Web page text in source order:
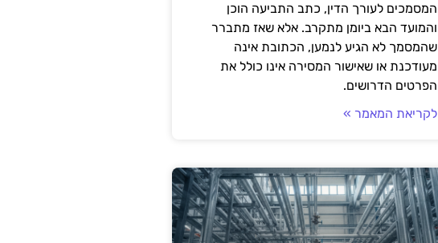
המסמכים לעורך הדין, כתב התביעה הוכן
והמועד הבא ביומן מתקרב. אלא שאז מתברר
שהמסמך לא הגיע לנמען, הכתובת אינה
מעודכנת או שאישור המסירה אינו כולל את
הפרטים הדרושים.
לקריאת המאמר »